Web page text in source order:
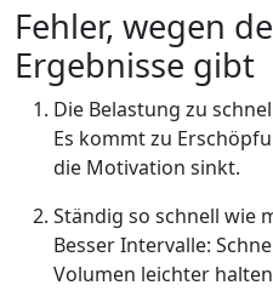
Fehler, wegen
Ergebnisse gibt
Die Belastung zu
Es kommt zu
die Motivation sinkt.
Ständig so schnell wie
Besser Intervalle:
Volumen leichter